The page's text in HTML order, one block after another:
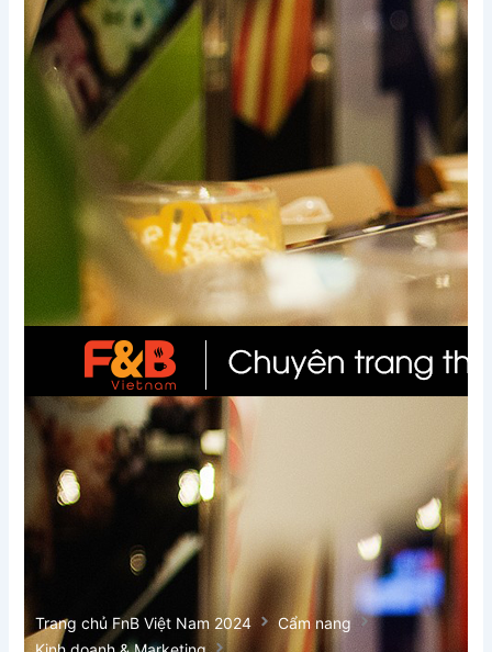
Xem thêm
Trang chủ FnB Việt Nam 2024
Cẩm nang